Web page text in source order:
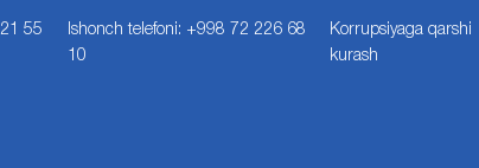
55
Ishonch telefoni: +998 72 226 68
10
Korrupsiyaga qarshi
kurash